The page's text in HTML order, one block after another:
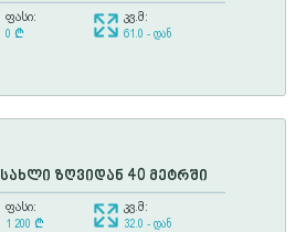
ფასი:
0 ¢
კვ.მ:
61.0 - დან
სახლი ზღვიდან 40 მეტრში
ფასი:
1 200 ¢
კვ.მ:
32.0 - დან